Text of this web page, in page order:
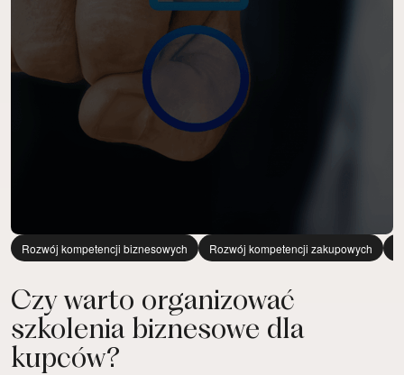
Rozwój kompetencji biznesowych Rozwój kompetencji zakupowych
Czy warto organizować
szkolenia biznesowe dla
kupców?